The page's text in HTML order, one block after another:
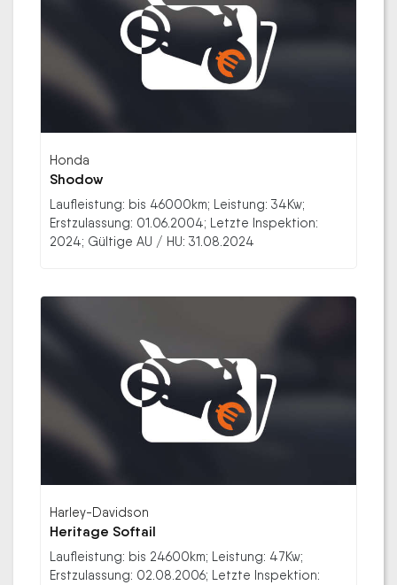
Honda
Shodow
Laufleistung: bis 46000km; Leistung: 34Kw;
Erstzulassung: 01.06.2004; Letzte Inspektion:
2024; Gültige AU / HU: 31.08.2024
Harley-Davidson
Heritage Softail
Laufleistung: bis 24600km; Leistung: 47Kw;
Erstzulassung: 02.08.2006; Letzte Inspektion: